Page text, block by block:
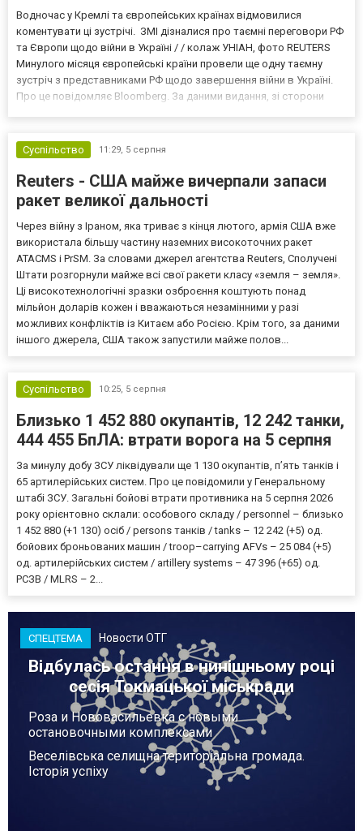
Водночас у Кремлі та європейських країнах відмовилися
коментувати ці зустрічі. ЗМІ дізналися про таємні переговори РФ
та Європи щодо війни в Україні / / колаж УНІАН, фото REUTERS
Минулого місяця європейські країни провели ще одну таємну
зустріч з представниками РФ щодо завершення війни в Україні.
Про це повідомляє Bloomberg. За даними видання, зі сторони
Суспільство
11:29, 5 серпня
Reuters - США майже вичерпали запаси
ракет великої дальності
Через війну з Іраном, яка триває з кінця лютого, армія США вже
використала більшу частину наземних високоточних ракет
ATACMS і PrSM. За словами джерел агентства Reuters, Сполучені
Штати розгорнули майже всі свої ракети класу «земля – земля».
Ці високотехнологічні зразки озброєння коштують понад
мільйон доларів кожен і вважаються незамінними у разі
можливих конфліктів із Китаєм або Росією. Крім того, за даними
іншого джерела, США також запустили майже полов...
Суспільство 10:25, 5 серпня
Близько 1 452 880 окупантів, 12 242 танки,
444 455 БпЛА: втрати ворога на 5 серпня
За минулу добу ЗСУ ліквідували ще 1 130 окупантів, пʼять танків і
65 артилерійських систем. Про це повідомили у Генеральному
штабі ЗСУ. Загальні бойові втрати противника на 5 серпня 2026
року орієнтовно склали: особового складу / personnel – близько
1 452 880 (+1 130) осіб / persons танків / tanks – 12 242 (+5) од.
бойових броньованих машин / troop–carrying AFVs – 25 084 (+5)
од. артилерійських систем / artillery systems – 47 396 (+65) од.
РСЗВ / MLRS – 2...
СПЕЦТЕМА Новости ОТГ
Відбулась остання в нинішньому році
сесія Токмацької міськради
Роза и Нововасильевка с новыми
остановочными комплексами
Веселівська селищна територіальна громада.
Історія успіху